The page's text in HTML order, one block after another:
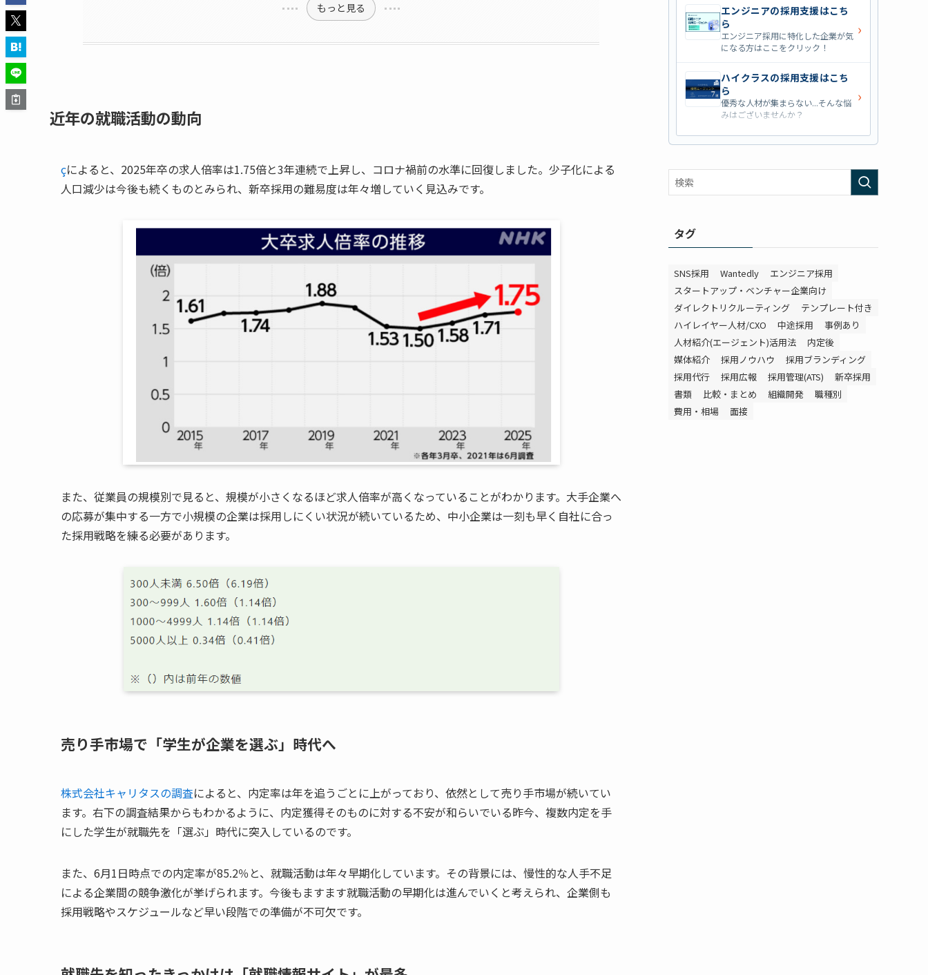
もっと見る
近年の就職活動の動向
çによると、2025年卒の求人倍率は1.75倍と3年連続で上昇し、コロナ禍前の水準に回復しました。少子化による
人口減少は今後も続くものとみられ、新卒採用の難易度は年々増していく見込みです。
また、従業員の規模別で見ると、規模が小さくなるほど求人倍率が高くなっていることがわかります。大手企業へ
の応募が集中する一方で小規模の企業は採用しにくい状況が続いているため、中小企業は一刻も早く自社に合っ
た採用戦略を練る必要があります。
売り手市場で「学生が企業を選ぶ」時代へ
株式会社キャリタスの調査によると、内定率は年を追うごとに上がっており、依然として売り手市場が続いてい
ます。右下の調査結果からもわかるように、内定獲得そのものに対する不安が和らいでいる昨今、複数内定を手
にした学生が就職先を「選ぶ」時代に突入しているのです。
また、6月1日時点での内定率が85.2％と、就職活動は年々早期化しています。その背景には、慢性的な人手不足
による企業間の競争激化が挙げられます。今後もますます就職活動の早期化は進んでいくと考えられ、企業側も
採用戦略やスケジュールなど早い段階での準備が不可欠です。
エンジニアの採用支援はこち
ら
エンジニア採用に特化した企業が気
になる方はここをクリック！
›
ハイクラスの採用支援はこち
ら
優秀な人材が集まらない...そんな悩
みはございませんか？
›
営業職の採用支援はこちら
した企業を七つ集めました！
外資系の採用支援はこちら
タグ
SNS採用 Wantedly
エンジニア採用
スタートアップ・ベンチャー企業向け
ダイレクトリクルーティング
テンプレート付き
ハイレイヤー人材/CXO
中途採用
事例あり
人材紹介(エージェント)活用法
内定後
媒体紹介
採用ノウハウ
採用ブランディング
採用代行
採用広報 採用管理(ATS)
新卒採用
書類
比較・まとめ 組織開発
職種別
費用・相場
面接